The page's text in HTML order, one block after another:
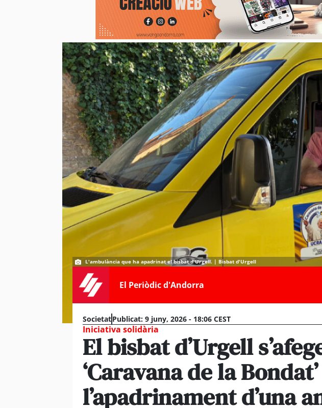
L'ambulància que ha apadrinat el bisbat d'Urgell. | Bisbat d'Urgell
El Periòdic d'Andorra
SocietatPublicat: 9 juny, 2026 - 18:06 CEST
Iniciativa solidària
El bisbat d’Urgell
‘Caravana de la
l’apadrinament d’una